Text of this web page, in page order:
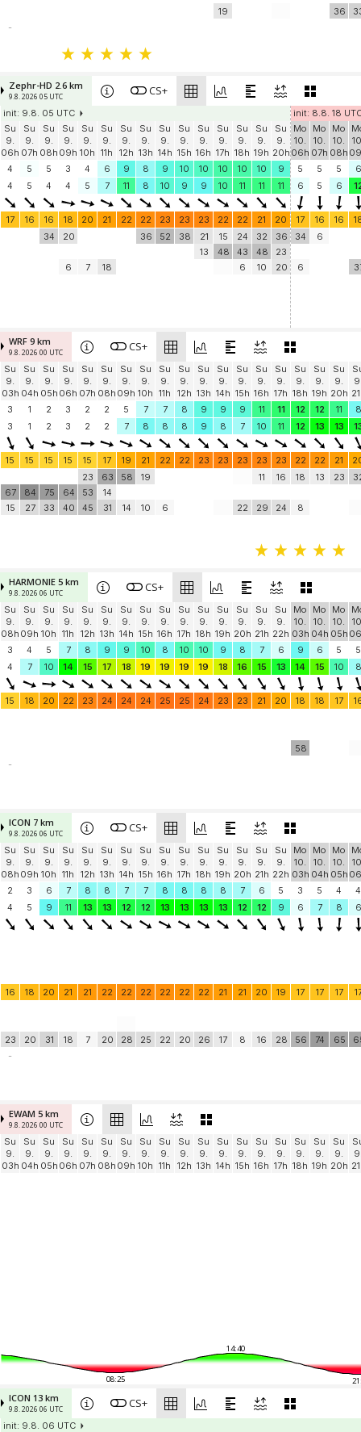
19 36
-
Zephr-HD 2.6 km
9.8. 2026 05 UTC CS+
init: 9.8. 05 UTC
init: 8.8. 18
Su
9.
06h
Su
9.
07h
Su
9.
08h
Su
9.
09h
Su
9.
10h
Su
9.
11h
Su
9.
12h
Su
9.
13h
Su
9.
14h
Su
9.
15h
Su
9.
16h
Su
9.
17h
Su
9.
18h
Su
9.
19h
Su
9.
20h
Mo
10.
06h
Mo
10.
07h
Mo
10.
08h
4
5 5 3 4 6 9 8 9 10 10 10 10 10 9 5 5 5
6
4
5 4 4 5 7 11 8 10 9 9 10 11 11 11 6 5 6
17 16 16 18 20 21 22 22 23 23 23 22 22 21 20 17 16 16
34
20
6 7 18
36 52 38
21
13
15
48
24
43
6
32
48
10
36
23
20
34
6
6
WRF 9 km
9.8. 2026 00 UTC CS+
Su
9.
03h
Su
9.
04h
Su
9.
05h
Su
9.
06h
Su
9.
07h
Su
9.
08h
Su
9.
09h
Su
9.
10h
Su
9.
11h
Su
9.
12h
Su
9.
13h
Su
9.
14h
Su
9.
15h
Su
9.
16h
Su
9.
17h
Su
9.
18h
Su
9.
19h
Su
9.
20h
3
1 2 3 2 2 5 7 7 8 9 9 9 11 11 12 12 11
8
3
1 2 3 2 2 7 8 8 8 9 8 7 10 11 12 13 13
15 15 15 15 15 17 19 21 22 22 23 23 23 23 23 22 22 21
67
15
84
27
75
33
64
40
23
53
45
63
14
31
58
14
19
10 6 22
11
29
16
24
18
8
13 23
HARMONIE 5 km
9.8. 2026 06 UTC CS+
Su
9.
08h
Su
9.
09h
Su
9.
10h
Su
9.
11h
Su
9.
12h
Su
9.
13h
Su
9.
14h
Su
9.
15h
Su
9.
16h
Su
9.
17h
Su
9.
18h
Su
9.
19h
Su
9.
20h
Su
9.
21h
Su
9.
22h
Mo
10.
03h
Mo
10.
04h
Mo
10.
05h
3
4 5 7 8 9 9 10 8 10 10 9 8 7 6 9 6 5
5
4
7 10 14 15 17 18 19 19 19 19 18 16 15 13 14 15 10 8
15 18 20 22 23 24 24 24 25 25 24 23 23 21 20 18 18 17
58
-
ICON 7 km
9.8. 2026 06 UTC CS+
Su
9.
08h
Su
9.
09h
Su
9.
10h
Su
9.
11h
Su
9.
12h
Su
9.
13h
Su
9.
14h
Su
9.
15h
Su
9.
16h
Su
9.
17h
Su
9.
18h
Su
9.
19h
Su
9.
20h
Su
9.
21h
Su
9.
22h
Mo
10.
03h
Mo
10.
04h
Mo
10.
05h
2
3 6 7 8 8 7 7 8 8 8 8 7 6 5 3 5 4
4
4
5 9 11 13 13 12 12 13 13 13 13 12 12 9 6 7 8 6
16 18 20 21 21 22 22 22 22 22 22 21 21 20 19 17 17 17
23 20 31 18 7 20 28 25 22 20 26 17 8 16 28 56 74 65
-
EWAM 5 km
9.8. 2026 00 UTC
Su
9.
03h
Su
9.
04h
Su
9.
05h
Su
9.
06h
Su
9.
07h
Su
9.
08h
Su
9.
09h
Su
9.
10h
Su
9.
11h
Su
9.
12h
Su
9.
13h
Su
9.
14h
Su
9.
15h
Su
9.
16h
Su
9.
17h
Su
9.
18h
Su
9.
19h
Su
9.
20h
14:40
08:25
ICON 13 km
9.8. 2026 06 UTC CS+
init: 9.8. 06 UTC